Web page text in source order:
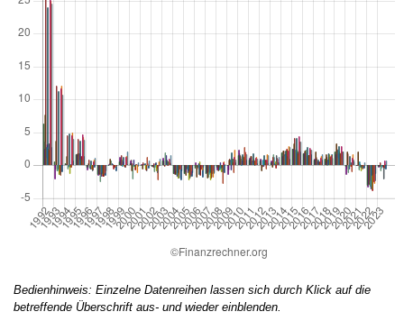
Bedienhinweis: Einzelne Datenreihen lassen sich durch Klick auf die
betreffende Überschrift aus- und wieder einblenden.